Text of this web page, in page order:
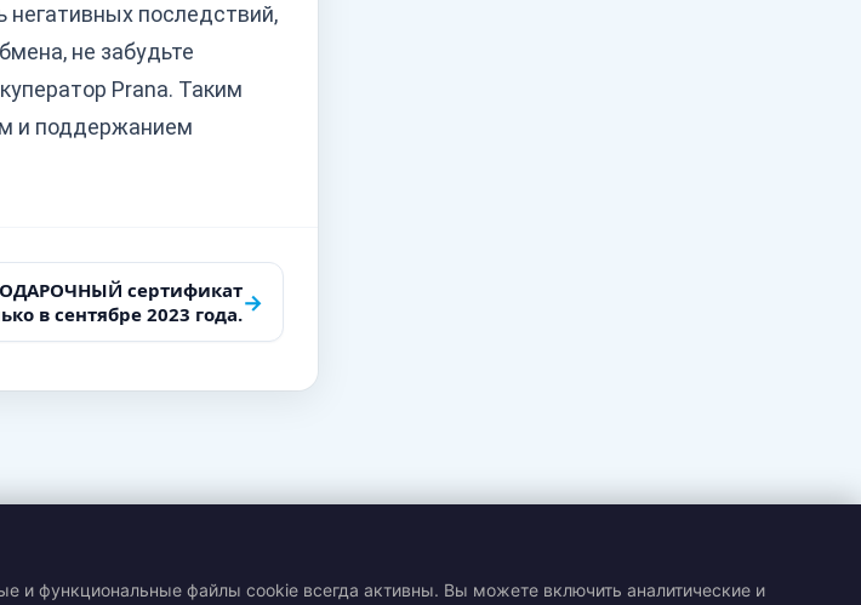
функциональные файлы cookie всегда активны. Вы можете включить аналитические и
последствий,
не забудьте
Prana. Таким
и поддержанием
сертификат
в сентябре 2023 года.→